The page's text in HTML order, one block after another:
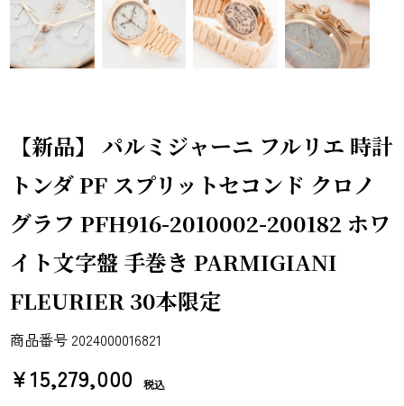
【新品】 パルミジャーニ フルリエ 時計
トンダ PF スプリットセコンド クロノ
グラフ PFH916-2010002-200182 ホワ
イト文字盤 手巻き PARMIGIANI
FLEURIER 30本限定
商品番号 2024000016821
¥15,279,000 税込